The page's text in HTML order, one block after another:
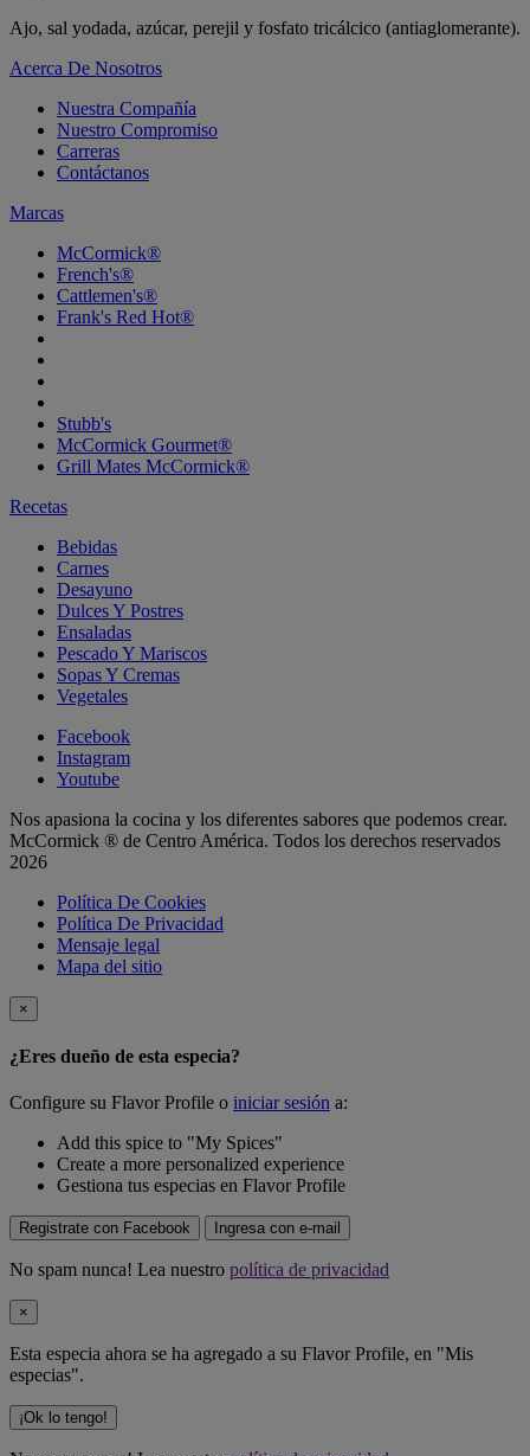
Ajo, sal yodada, azúcar, perejil y fosfato tricálcico (antiaglomerante).
Acerca De Nosotros
Nuestra Compañía
Nuestro Compromiso
Carreras
Contáctanos
Marcas
McCormick®
French's®
Cattlemen's®
Frank's Red Hot®
Stubb's
McCormick Gourmet®
Grill Mates McCormick®
Recetas
Bebidas
Carnes
Desayuno
Dulces Y Postres
Ensaladas
Pescado Y Mariscos
Sopas Y Cremas
Vegetales
Facebook
Instagram
Youtube
Nos apasiona la cocina y los diferentes sabores que podemos crear.
McCormick ® de Centro América. Todos los derechos reservados
2026
Política De Cookies
Política De Privacidad
Mensaje legal
Mapa del sitio
×
¿Eres dueño de esta especia?
Configure su Flavor Profile o iniciar sesión a:
Add this spice to "My Spices"
Create a more personalized experience
Gestiona tus especias en Flavor Profile
Registrate con Facebook Ingresa con e-mail
No spam nunca! Lea nuestro política de privacidad
×
Esta especia ahora se ha agregado a su Flavor Profile, en "Mis
especias".
¡Ok lo tengo!